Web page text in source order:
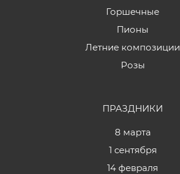
Горшечные
Пионы
Летние композиции
Розы
ПРАЗДНИКИ
8 марта
1 сентября
14 февраля